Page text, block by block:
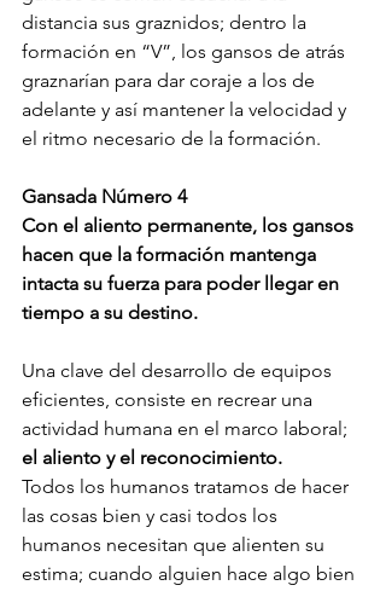
distancia sus graznidos; dentro la
formación en “V”, los gansos de atrás
graznarían para dar coraje a los de
adelante y así mantener la velocidad y
el ritmo necesario de la formación.
Gansada Número 4
Con el aliento permanente, los gansos
hacen que la formación mantenga
intacta su fuerza para poder llegar en
tiempo a su destino.
Una clave del desarrollo de equipos
eficientes, consiste en recrear una
actividad humana en el marco laboral;
el aliento y el reconocimiento.
Todos los humanos tratamos de hacer
las cosas bien y casi todos los
humanos necesitan que alienten su
estima; cuando alguien hace algo bien